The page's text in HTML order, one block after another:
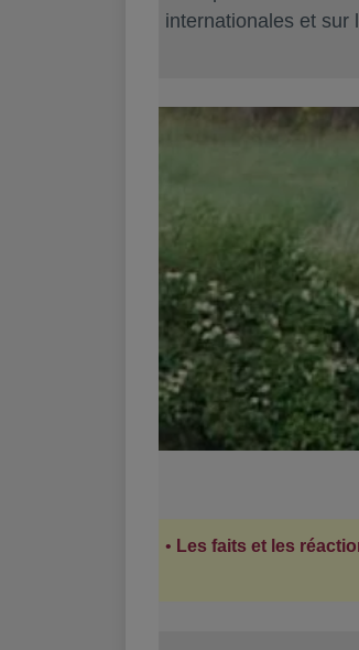
internationales et sur
• Les faits et les